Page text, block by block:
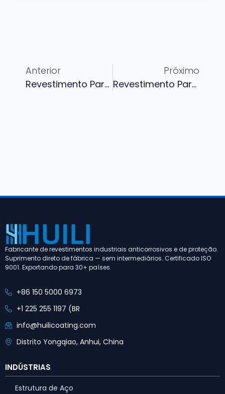
Anterior
Revestimento Para Usinas De Tratamento De Água E Instalações De Dessalinização: Conformidade, Corrosão E Longa Vida Útil
Próximo
Revestimento Para Aço De Pontes E Infraestrutura: Longa Vida Útil Em Ambientes Exigentes
Fabricante de revestimentos industriais anticorrosivos e de proteção.
Suprimento direto de fábrica — sem intermediários. Certificado ISO
9001. Exportando para 30+ países.
+86 150 5000 6973
+1 225 255 1197 (BR
info@huilicoating.com
Distrito Yongqiao, Anhui, China
INDÚSTRIAS
Estrutura de Aço